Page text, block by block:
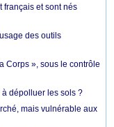
français et sont nés
des outils
Corps », sous le contrôle
dépolluer les sols ?
mais vulnérable aux